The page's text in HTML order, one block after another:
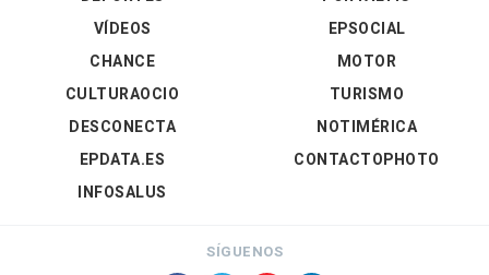
VÍDEOS
EPSOCIAL
CHANCE
CULTURAOCIO
DESCONECTA
EPDATA.ES
INFOSALUS
MOTOR
TURISMO
NOTIMÉRICA
CONTACTOPHOTO
SÍGUENOS